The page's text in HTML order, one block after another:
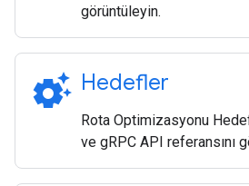
görüntüleyin.
settings_suggest Hedefler
Rota Optimizasyonu
ve gRPC API referansını